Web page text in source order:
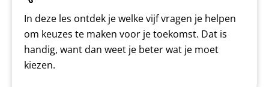
In deze les ontdek je welke vijf vragen je helpen
om keuzes te maken voor je toekomst. Dat is
handig, want dan weet je beter wat je moet
kiezen.